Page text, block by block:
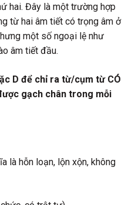
hai. Đây là một trường hợp
từ hai âm tiết có trọng âm ở
một số ngoại lệ như
âm tiết đầu.
D để chỉ ra từ/cụm từ CÓ
gạch chân trong mỗi
là hỗn loạn, lộn xộn, không